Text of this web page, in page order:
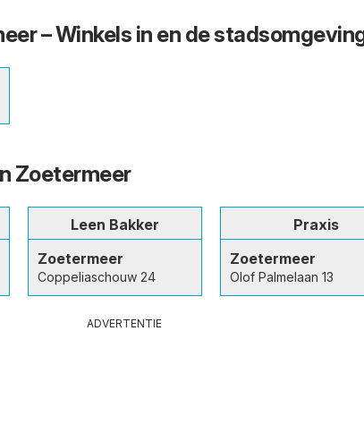
– Winkels in en de
Zoetermeer
Leen Bakker
Zoetermeer
Coppeliaschouw 24
Praxis
Zoetermeer
Olof Palmelaan 13
ADVERTENTIE